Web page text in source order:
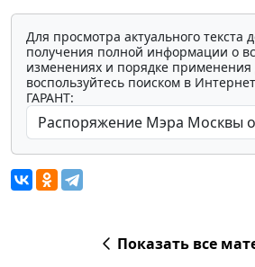
Для просмотра актуального текста
получения полной информации о
изменениях и порядке применения
воспользуйтесь поиском в
ГАРАНТ:
Показать все